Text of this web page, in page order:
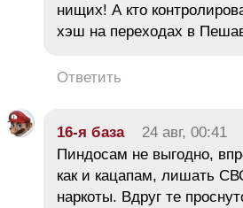
нищих! А кто
хэш на переходах в
Ответить
16-я база 24 авг, 00:41
Пиндосам не выгодно,
как и кацапам, лишать
наркоты. Вдруг те